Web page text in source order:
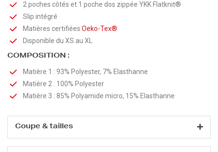
2 poches côtés et 1 poche dos zippée YKK Flatknit®
Slip intégré
Matières certifiées Oeko-Tex®
Disponible du XS au XL
COMPOSITION :
Matière 1 : 93% Polyester, 7% Elasthanne
Matière 2 : 100% Polyester
Matière 3 : 85% Polyamide micro, 15% Elasthanne
Coupe & tailles